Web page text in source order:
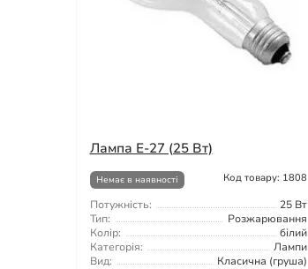
Лампа Е-27 (25 Вт)
Немає в наявності Код товару: 1808
Потужність:
25 Вт
Тип:
Розжарювання
Колір:
білий
Категорія:
Лампи
Вид:
Класична (груша)